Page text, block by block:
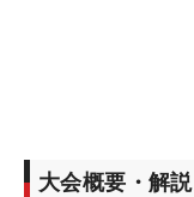
大会概要・解説